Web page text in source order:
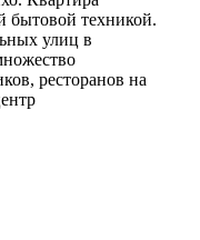
бытовой техникой.
улиц в
ресторанов на